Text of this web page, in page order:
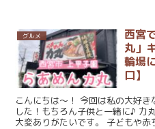
グルメ
西宮
丸」
輪場
口】
こんにちは～！ 今回は私の大好きな「らあめん力丸」に行ってきま
した！もちろん子供と一緒に♪ 力丸は子供連れにも優しいお店なので
大変ありがたいです。 子どもや赤ちゃん連れの観点から、お店の雰